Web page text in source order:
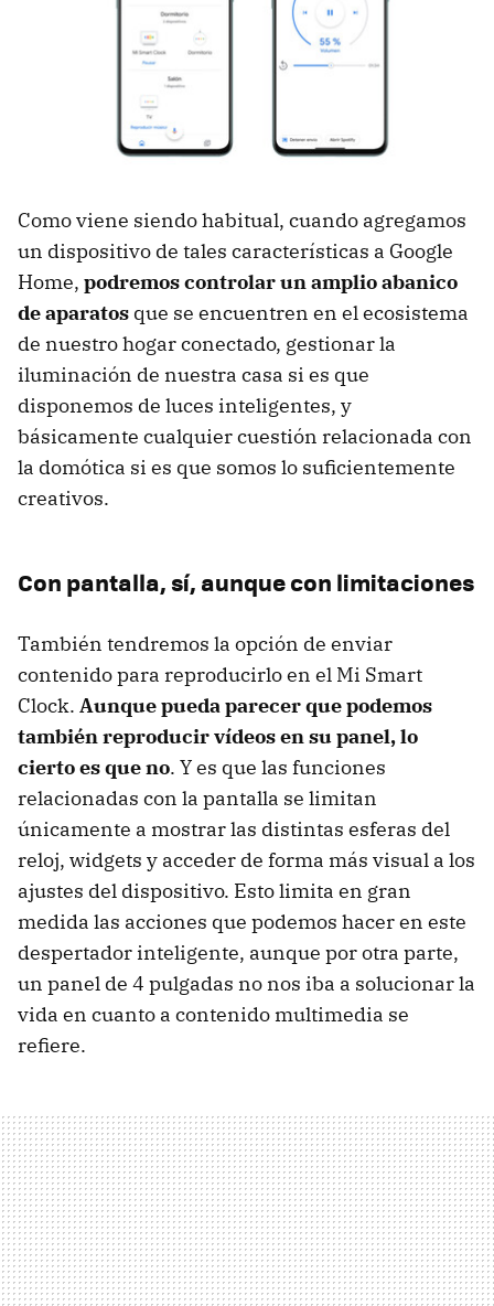
Como viene siendo habitual, cuando agregamos
un dispositivo de tales características a Google
Home, podremos controlar un amplio abanico
de aparatos que se encuentren en el ecosistema
de nuestro hogar conectado, gestionar la
iluminación de nuestra casa si es que
disponemos de luces inteligentes, y
básicamente cualquier cuestión relacionada con
la domótica si es que somos lo suficientemente
creativos.
Con pantalla, sí, aunque con limitaciones
También tendremos la opción de enviar
contenido para reproducirlo en el Mi Smart
Clock. Aunque pueda parecer que podemos
también reproducir vídeos en su panel, lo
cierto es que no. Y es que las funciones
relacionadas con la pantalla se limitan
únicamente a mostrar las distintas esferas del
reloj, widgets y acceder de forma más visual a los
ajustes del dispositivo. Esto limita en gran
medida las acciones que podemos hacer en este
despertador inteligente, aunque por otra parte,
un panel de 4 pulgadas no nos iba a solucionar la
vida en cuanto a contenido multimedia se
refiere.